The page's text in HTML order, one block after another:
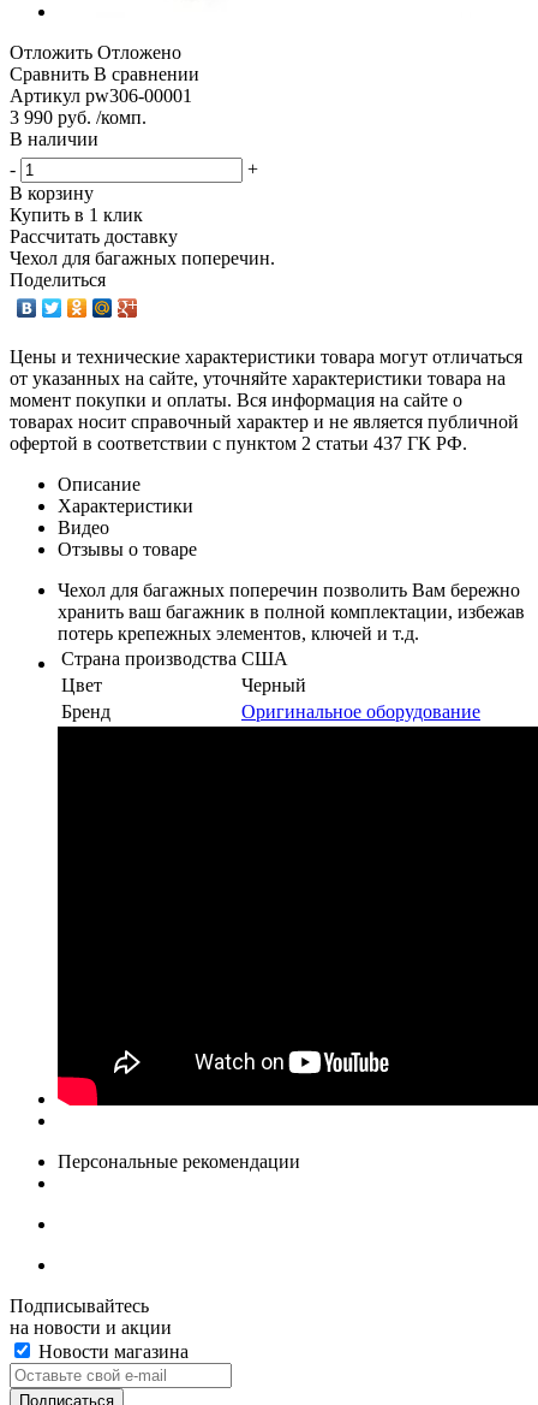
Отложить Отложено
Сравнить В сравнении
Артикул pw306-00001
3 990 руб. /комп.
В наличии
-
+
В корзину
Купить в 1 клик
Рассчитать доставку
Чехол для багажных поперечин.
Поделиться
Цены и технические характеристики товара могут отличаться
от указанных на сайте, уточняйте характеристики товара на
момент покупки и оплаты. Вся информация на сайте о
товарах носит справочный характер и не является публичной
офертой в соответствии с пунктом 2 статьи 437 ГК РФ.
Описание
Характеристики
Видео
Отзывы о товаре
Чехол для багажных поперечин позволить Вам бережно
хранить ваш багажник в полной комплектации, избежав
потерь крепежных элементов, ключей и т.д.
Страна производства США
Цвет
Черный
Бренд
Оригинальное оборудование
Персональные рекомендации
Подписывайтесь
на новости и акции
Новости магазина